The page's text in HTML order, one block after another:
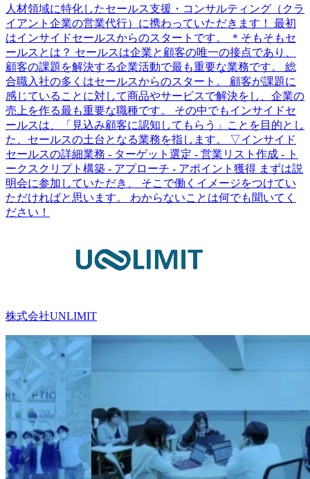
人材領域に特化したセールス支援・コンサルティング（クラ
イアント企業の営業代行）に携わっていただきます！ 最初
はインサイドセールスからのスタートです。 ＊そもそもセ
ールスとは？ セールスは企業と顧客の唯一の接点であり、
顧客の課題を解決する企業活動で最も重要な業務です。 総
合職入社の多くはセールスからのスタート。 顧客が課題に
感じていることに対して商品やサービスで解決をし、企業の
売上を作る最も重要な職種です。 その中でもインサイドセ
ールスは、「見込み顧客に認知してもらう」ことを目的とし
た、セールスの土台となる業務を指します。 ▽インサイド
セールスの詳細業務 - ターゲット選定 - 営業リスト作成 - ト
ークスクリプト構築 - アプローチ - アポイント獲得 まずは説
明会に参加していただき、 そこで働くイメージをつけてい
ただければと思います。 わからないことは何でも聞いてく
ださい！
株式会社UNLIMIT